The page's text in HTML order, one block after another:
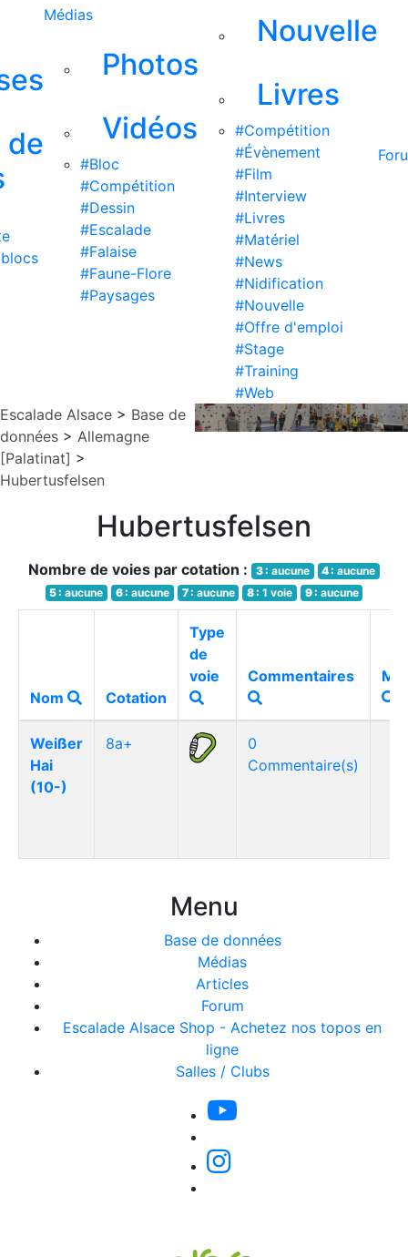
de
Médias
Photos
Vidéos
#Bloc
#Compétition
#Dessin
#Escalade
#Falaise
#Faune-Flore
#Paysages
Nouvelle
Livres
#Compétition
#Évènement
#Film
#Interview
#Livres
#Matériel
#News
#Nidification
#Nouvelle
#Offre d'emploi
#Stage
#Training
#Web
Escalade Alsace > Base de
données > Allemagne
[Palatinat] >
Hubertusfelsen
Hubertusfelsen
Nombre de voies par cotation : 3 : aucune 4 : aucune
5 : aucune 6 : aucune 7 : aucune 8 : 1 voie 9 : aucune
Nom Cotation
Type
de
voie
Commentaires
Weißer
Hai
(10-)
8a+
0
Commentaire(s)
Menu
Base de données
Médias
Articles
Forum
Escalade Alsace Shop - Achetez nos topos en
ligne
Salles / Clubs